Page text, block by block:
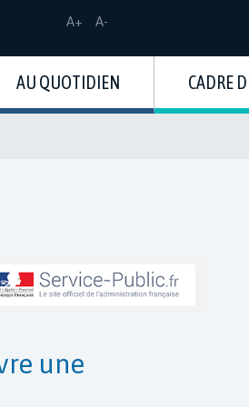
A+
Augmenter
taille
de
police
A-
taille
de
police
AU QUOTIDIEN CADRE
une